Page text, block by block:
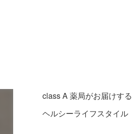
class A 薬局がお届けする
ヘルシーライフスタイル